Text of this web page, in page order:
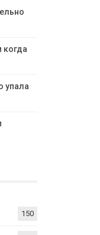
когда
упала
150